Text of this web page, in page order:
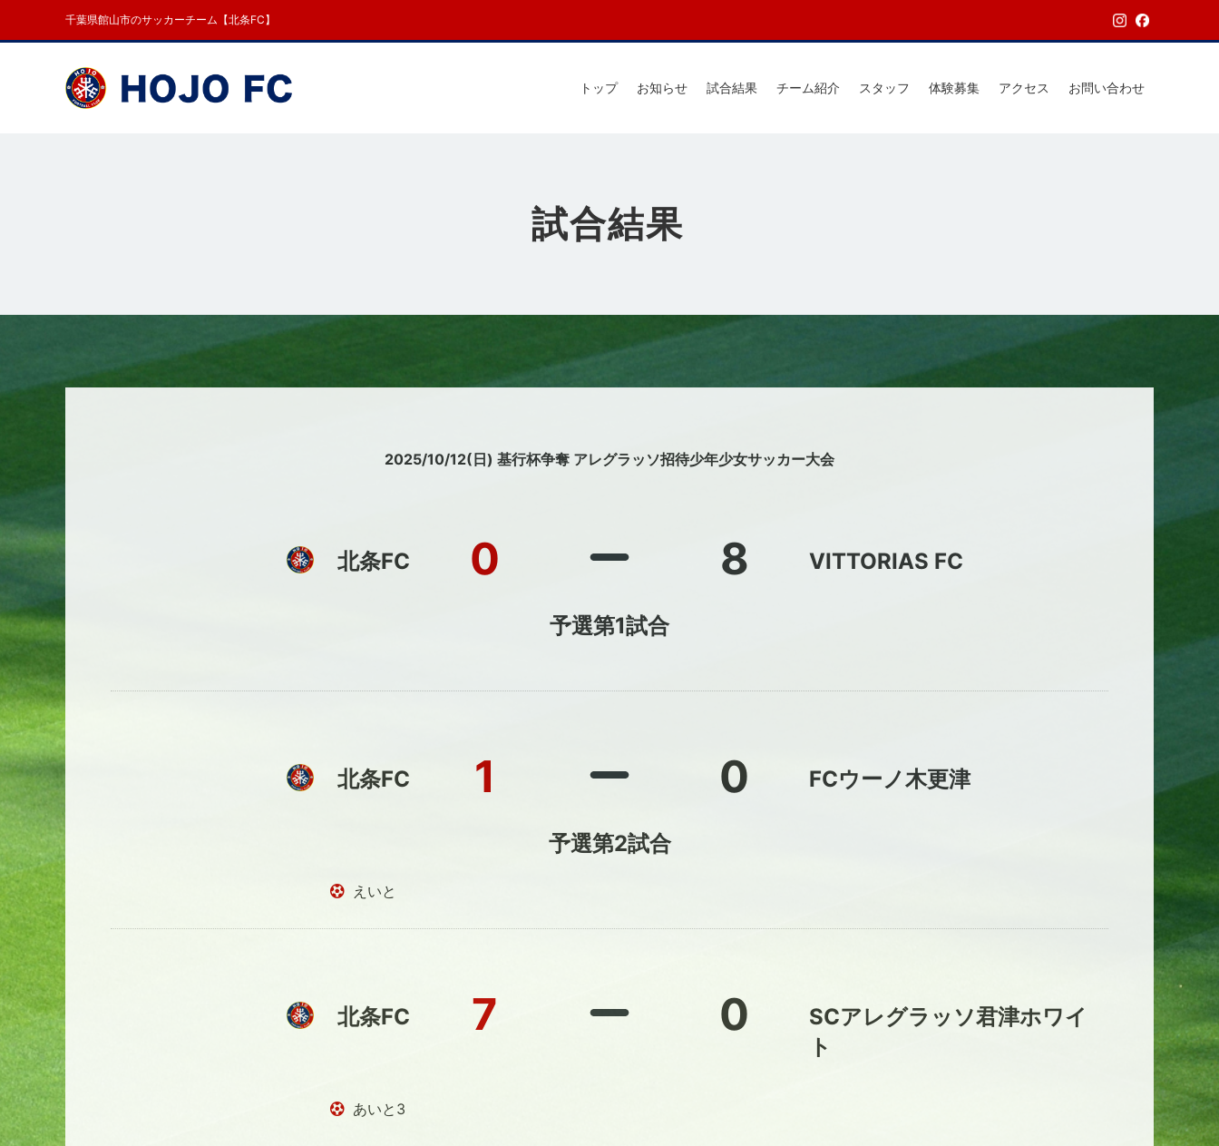
千葉県館山市のサッカーチーム【北条FC】
トップ お知らせ 試合結果 チーム紹介 スタッフ 体験募集 アクセス お問い合わせ
試合結果
2025/10/12(日) 基⾏杯争奪 アレグラッソ招待少年少⼥サッカー⼤会
北条FC 0 8 VITTORIAS FC
予選第1試合
北条FC 1 0 FCウーノ⽊更津
予選第2試合
えいと
北条FC 7 0
SCアレグラッソ君津ホワイ
ト
あいと3